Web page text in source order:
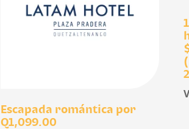
Escapada romántica por
Q1,099.00